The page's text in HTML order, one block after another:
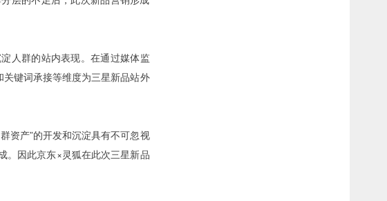
人群的站内表现。在通过媒体监
键词承接等维度为三星新品站外
资产”的开发和沉淀具有不可忽视
。因此京东×灵狐在此次三星新品